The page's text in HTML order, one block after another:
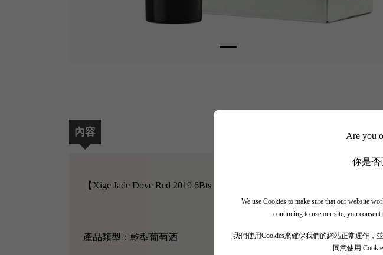
Are you
你是否
We use Cookies to make sure that our website
continuing to use our site, you consent
我們使用Cookies來確保我們的網站正常運作，
同意使用
內容
【Xige Jade Dove Red 2019 6Bts Set】西鴿酒莊玉鴿（國際版）干紅
產品類型：乾型葡萄酒